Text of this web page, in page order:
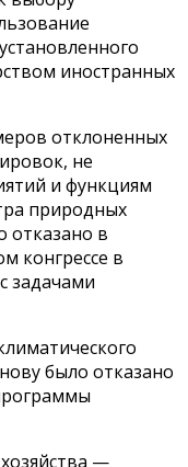
иностранных
отклоненных
не
и функциям
природных
отказано в
конгрессе в
задачами
было отказано
—